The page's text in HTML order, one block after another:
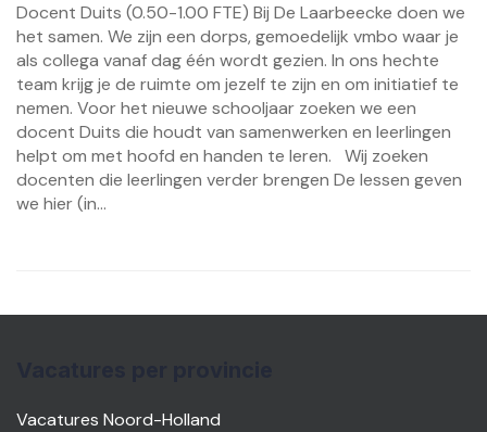
Docent Duits (0.50-1.00 FTE) Bij De Laarbeecke doen we
het samen. We zijn een dorps, gemoedelijk vmbo waar je
als collega vanaf dag één wordt gezien. In ons hechte
team krijg je de ruimte om jezelf te zijn en om initiatief te
nemen. Voor het nieuwe schooljaar zoeken we een
docent Duits die houdt van samenwerken en leerlingen
helpt om met hoofd en handen te leren. Wij zoeken
docenten die leerlingen verder brengen De lessen geven
we hier (in...
Vacatures Noord-Holland